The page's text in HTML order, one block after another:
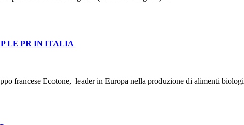
LE PR IN ITALIA
francese Ecotone, leader in Europa nella produzione di alimenti